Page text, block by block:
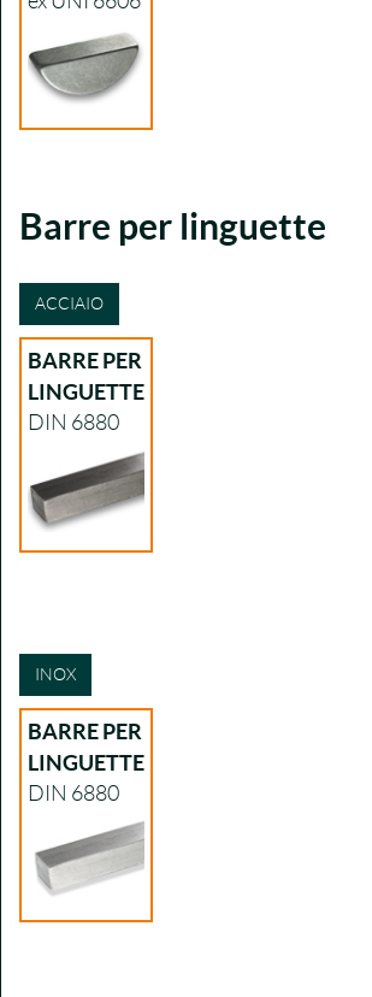
Barre per linguette
ACCIAIO
BARRE PER
LINGUETTE
DIN 6880
INOX
BARRE PER
LINGUETTE
DIN 6880